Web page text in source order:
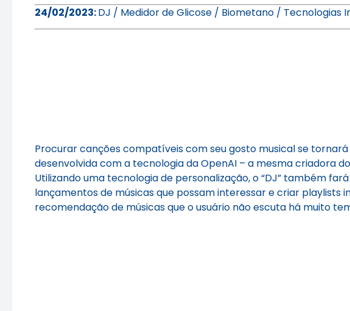
24/02/2023:DJ / Medidor de Glicose / Biometano / Tecnologias
Procurar canções compatíveis com seu gosto musical se
desenvolvida com a tecnologia da OpenAI – a mesma criadora
Utilizando uma tecnologia de personalização, o “DJ” também
lançamentos de músicas que possam interessar e criar
recomendação de músicas que o usuário não escuta há muito